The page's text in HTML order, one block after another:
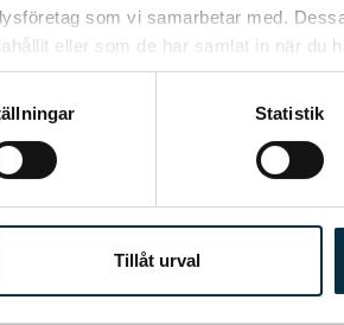
som vi samarbetar med.
eller som de har samlat in när du
Statistik
Tillåt urval
biffgryta